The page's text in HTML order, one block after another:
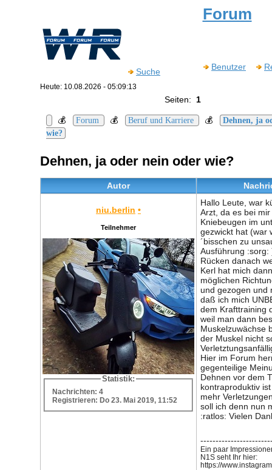
Forum
Suche Benutzer
Heute: 10.08.2026 - 05:09:13
Seiten: 1
💰 Forum 💰 Beruf und Karriere 💰
Dehnen, ja
wie?
Dehnen, ja oder nein oder wie?
Autor
niu.berlin •
Teilnehmer
Statistik:
Nachrichten: 4
Registrieren: Do 23. Mai 2019, 11:52
Hallo Leute, war
Arzt, da es bei
Kniebeugen im
gezwickt hat (war
´bisschen zu
Ausführung :sorg:
Rücken danach
Kerl hat mich
möglichen
und gezogen und
daß ich mich
dem Krafttraining
weil man dann
Muskelzuwächse
der Muskel nicht
Hier im Forum
gegenteilige
Dehnen vor dem
kontraproduktiv
mehr
soll ich denn nun
:ratlos: Vielen
Ein paar
N1S seht Ihr hier:
https://